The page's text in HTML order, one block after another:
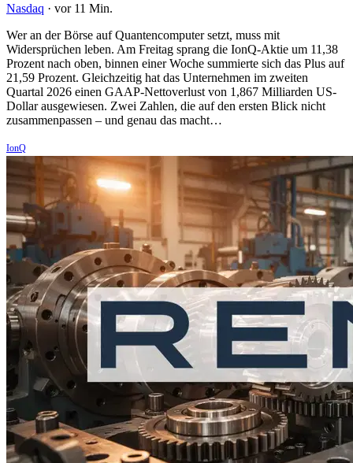
Nasdaq · vor 11 Min.
Wer an der Börse auf Quantencomputer setzt, muss mit
Widersprüchen leben. Am Freitag sprang die IonQ-Aktie um 11,38
Prozent nach oben, binnen einer Woche summierte sich das Plus auf
21,59 Prozent. Gleichzeitig hat das Unternehmen im zweiten
Quartal 2026 einen GAAP-Nettoverlust von 1,867 Milliarden US-
Dollar ausgewiesen. Zwei Zahlen, die auf den ersten Blick nicht
zusammenpassen – und genau das macht…
IonQ